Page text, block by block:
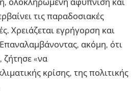
τις παραδοσιακές
Χρειάζεται εγρήγορση και
ακόμη, ότι
ζήτησε «να
κρίσης, της πολιτικής